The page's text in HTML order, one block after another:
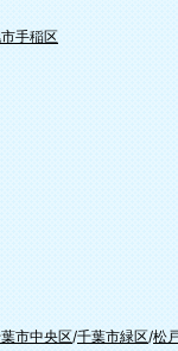
手稲区
市中央区/千葉市緑区/松